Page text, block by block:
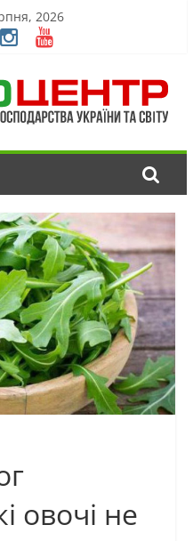
2026
овочі не